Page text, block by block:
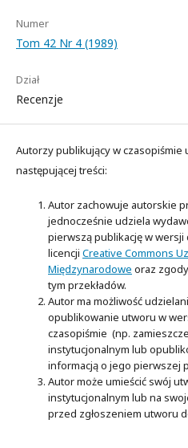
Numer
Tom 42 Nr 4 (1989)
Dział
Recenzje
Autorzy publikujący w
następującej treści:
Autor zachowuje autorskie
jednocześnie udziela
pierwszą publikację w
licencji Creative Commons
Międzynarodowe oraz
tym przekładów.
Autor ma możliwość
opublikowanie utworu w
czasopiśmie (np.
instytucjonalnym lub
informacją o jego pierwszej
Autor może umieścić swój
instytucjonalnym lub na
przed zgłoszeniem utworu